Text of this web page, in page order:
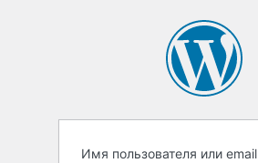
Имя пользователя или email